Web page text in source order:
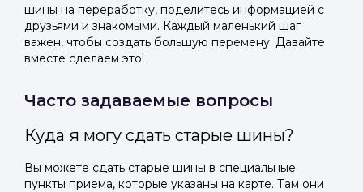
шины на переработку, поделитесь информацией с
друзьями и знакомыми. Каждый маленький шаг
важен, чтобы создать большую перемену. Давайте
вместе сделаем это!
Часто задаваемые вопросы
Куда я могу сдать старые шины?
Вы можете сдать старые шины в специальные
пункты приема, которые указаны на карте. Там они